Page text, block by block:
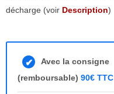
décharge (voir Description)
Avec la consigne
(remboursable) 90€ TTC